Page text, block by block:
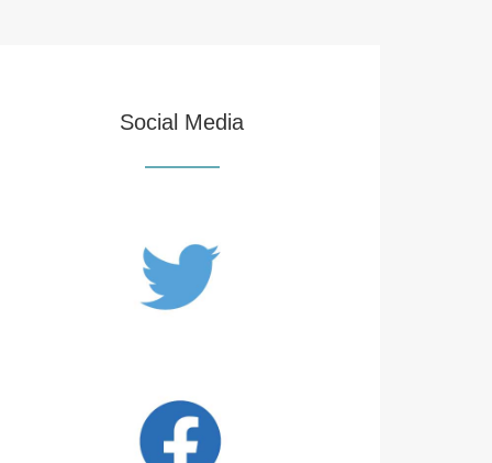
Social Media